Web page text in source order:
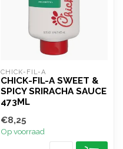
CHICK-FIL-A
CHICK-FIL-A SWEET &
SPICY SRIRACHA SAUCE
473ML
€8,25
Op voorraad